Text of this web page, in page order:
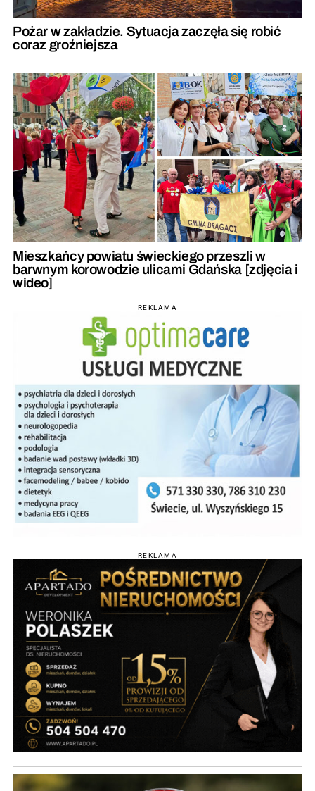
Pożar w zakładzie. Sytuacja zaczęła się robić
coraz groźniejsza
Mieszkańcy powiatu świeckiego przeszli w
barwnym korowodzie ulicami Gdańska [zdjęcia i
wideo]
REKLAMA
REKLAMA